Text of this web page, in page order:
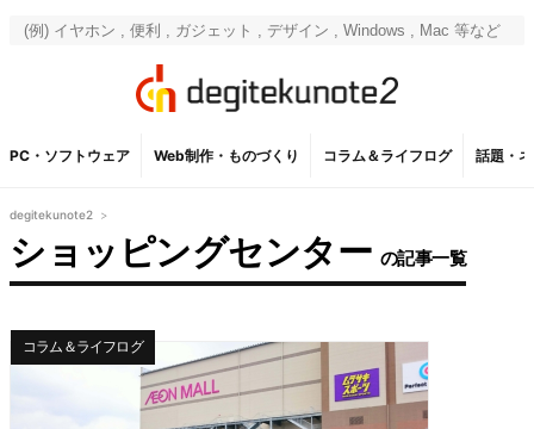
PC・ソフトウェア Web制作・ものづくり コラム＆ライフログ 話題・
degitekunote2 >
ショッピングセンター の記事一覧
コラム＆ライフログ